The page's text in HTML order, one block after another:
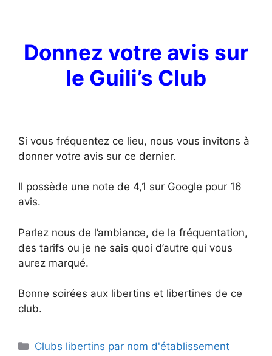
Donnez votre avis sur
le Guili’s Club
Si vous fréquentez ce lieu, nous vous invitons à
donner votre avis sur ce dernier.
Il possède une note de 4,1 sur Google pour 16
avis.
Parlez nous de l’ambiance, de la fréquentation,
des tarifs ou je ne sais quoi d’autre qui vous
aurez marqué.
Bonne soirées aux libertins et libertines de ce
club.
Catégories
Clubs libertins par nom d'établissement